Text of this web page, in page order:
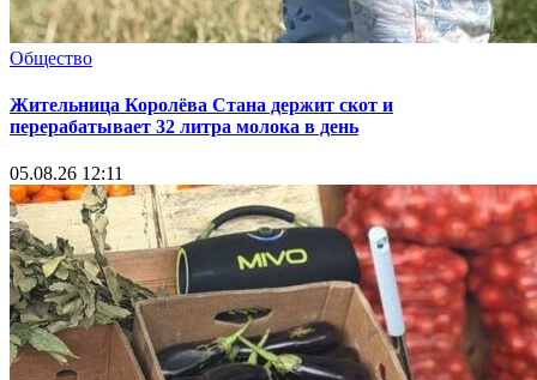
Общество
Жительница Королёва Стана держит скот и
перерабатывает 32 литра молока в день
05.08.26 12:11